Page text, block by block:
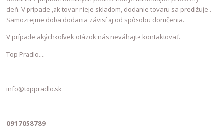
deň. V prípade ,ak tovar nieje skladom, dodanie tovaru sa predlžuje .
Samozrejme doba dodania závisí aj od spôsobu doručenia.
V prípade akýchkoľvek otázok nás neváhajte kontaktovať.
Top Pradlo....
info@toppradlo.sk
0917058789